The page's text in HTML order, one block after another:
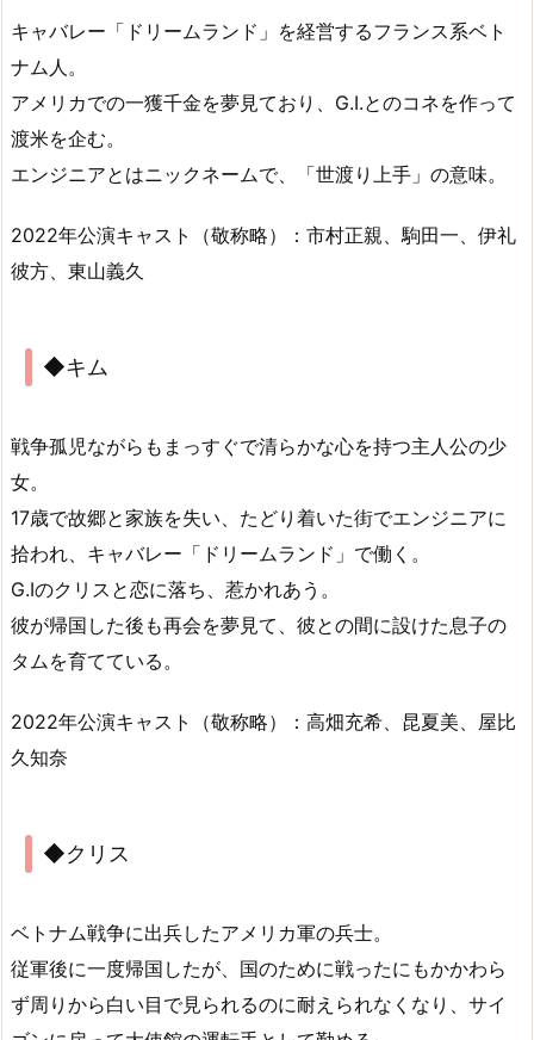
キャバレー「ドリームランド」を経営するフランス系ベト
ナム人。
アメリカでの一獲千金を夢見ており、G.I.とのコネを作って
渡米を企む。
エンジニアとはニックネームで、「世渡り上手」の意味。
2022年公演キャスト（敬称略）：市村正親、駒田一、伊礼
彼方、東山義久
◆キム
戦争孤児ながらもまっすぐで清らかな心を持つ主人公の少
女。
17歳で故郷と家族を失い、たどり着いた街でエンジニアに
拾われ、キャバレー「ドリームランド」で働く。
G.Iのクリスと恋に落ち、惹かれあう。
彼が帰国した後も再会を夢見て、彼との間に設けた息子の
タムを育てている。
2022年公演キャスト（敬称略）：高畑充希、昆夏美、屋比
久知奈
◆クリス
ベトナム戦争に出兵したアメリカ軍の兵士。
従軍後に一度帰国したが、国のために戦ったにもかかわら
ず周りから白い目で見られるのに耐えられなくなり、サイ